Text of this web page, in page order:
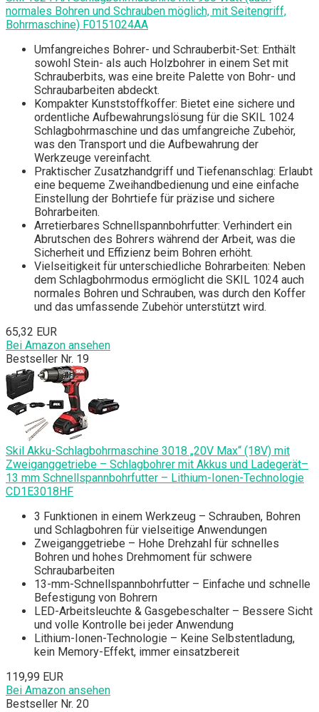
normales Bohren und Schrauben möglich, mit Seitengriff,
Bohrmaschine) F0151024AA
Umfangreiches Bohrer- und Schrauberbit-Set: Enthält
sowohl Stein- als auch Holzbohrer in einem Set mit
Schrauberbits, was eine breite Palette von Bohr- und
Schraubarbeiten abdeckt.
Kompakter Kunststoffkoffer: Bietet eine sichere und
ordentliche Aufbewahrungslösung für die SKIL 1024
Schlagbohrmaschine und das umfangreiche Zubehör,
was den Transport und die Aufbewahrung der
Werkzeuge vereinfacht.
Praktischer Zusatzhandgriff und Tiefenanschlag: Erlaubt
eine bequeme Zweihandbedienung und eine einfache
Einstellung der Bohrtiefe für präzise und sichere
Bohrarbeiten.
Arretierbares Schnellspannbohrfutter: Verhindert ein
Abrutschen des Bohrers während der Arbeit, was die
Sicherheit und Effizienz beim Bohren erhöht.
Vielseitigkeit für unterschiedliche Bohrarbeiten: Neben
dem Schlagbohrmodus ermöglicht die SKIL 1024 auch
normales Bohren und Schrauben, was durch den Koffer
und das umfassende Zubehör unterstützt wird.
65,32 EUR
Bei Amazon ansehen
Bestseller Nr. 19
Skil Akku-Schlagbohrmaschine 3018 „20V Max“ (18V) mit
Zweiganggetriebe – Schlagbohrer mit Akkus und Ladegerät–
13 mm Schnellspannbohrfutter – Lithium-Ionen-Technologie
CD1E3018HF
3 Funktionen in einem Werkzeug – Schrauben, Bohren
und Schlagbohren für vielseitige Anwendungen
Zweiganggetriebe – Hohe Drehzahl für schnelles
Bohren und hohes Drehmoment für schwere
Schraubarbeiten
13-mm-Schnellspannbohrfutter – Einfache und schnelle
Befestigung von Bohrern
LED-Arbeitsleuchte & Gasgebeschalter – Bessere Sicht
und volle Kontrolle bei jeder Anwendung
Lithium-Ionen-Technologie – Keine Selbstentladung,
kein Memory-Effekt, immer einsatzbereit
119,99 EUR
Bei Amazon ansehen
Bestseller Nr. 20